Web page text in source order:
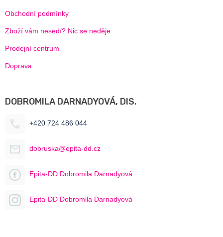
Obchodní podmínky
Zboží vám nesedí? Nic se neděje
Prodejní centrum
Doprava
DOBROMILA DARNADYOVÁ, DIS.
+420 724 486 044
dobruska@epita-dd.cz
Epita-DD Dobromila Darnadyová
Epita-DD Dobromila Darnadyová